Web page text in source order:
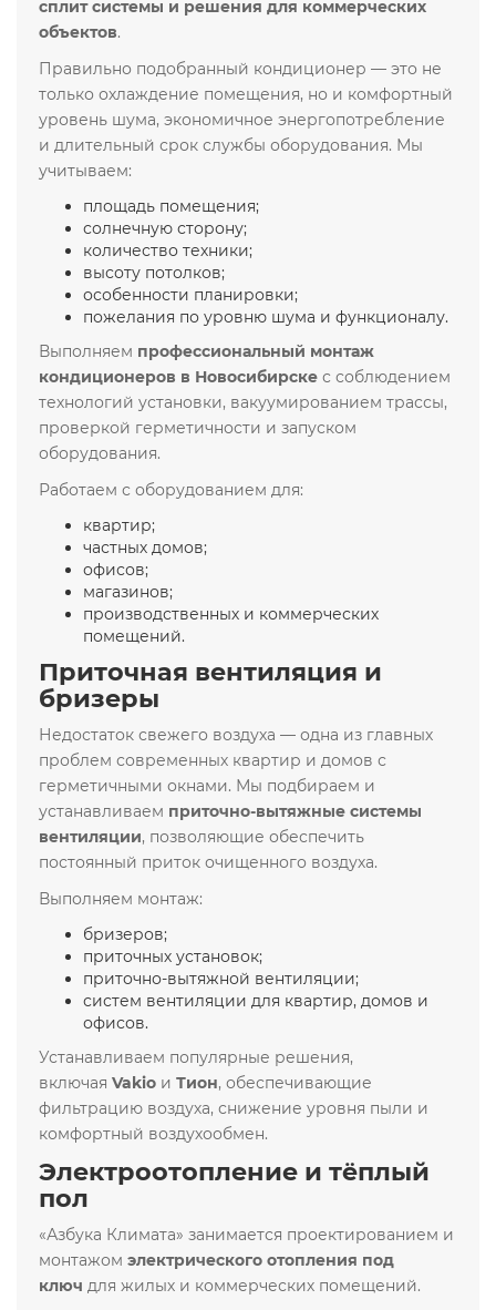
сплит системы и решения для коммерческих
объектов.
Правильно подобранный кондиционер — это не
только охлаждение помещения, но и комфортный
уровень шума, экономичное энергопотребление
и длительный срок службы оборудования. Мы
учитываем:
площадь помещения;
солнечную сторону;
количество техники;
высоту потолков;
особенности планировки;
пожелания по уровню шума и функционалу.
Выполняем профессиональный монтаж
кондиционеров в Новосибирске с соблюдением
технологий установки, вакуумированием трассы,
проверкой герметичности и запуском
оборудования.
Работаем с оборудованием для:
квартир;
частных домов;
офисов;
магазинов;
производственных и коммерческих
помещений.
Приточная вентиляция и
бризеры
Недостаток свежего воздуха — одна из главных
проблем современных квартир и домов с
герметичными окнами. Мы подбираем и
устанавливаем приточно-вытяжные системы
вентиляции, позволяющие обеспечить
постоянный приток очищенного воздуха.
Выполняем монтаж:
бризеров;
приточных установок;
приточно-вытяжной вентиляции;
систем вентиляции для квартир, домов и
офисов.
Устанавливаем популярные решения,
включая Vakio и Тион, обеспечивающие
фильтрацию воздуха, снижение уровня пыли и
комфортный воздухообмен.
Электроотопление и тёплый
пол
«Азбука Климата» занимается проектированием и
монтажом электрического отопления под
ключ для жилых и коммерческих помещений.